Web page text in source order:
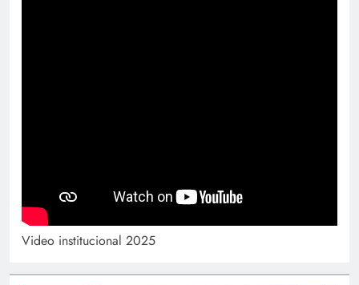
Video institucional 2025